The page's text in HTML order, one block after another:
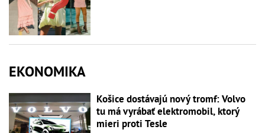
EKONOMIKA
Košice dostávajú nový tromf: Volvo
tu má vyrábať elektromobil, ktorý
mieri proti Tesle